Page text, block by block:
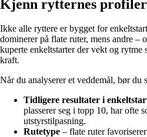
Kjenn rytternes profiler
Ikke alle ryttere er bygget for
dominerer på flate ruter, mens andre –
kuperte enkeltstarter der vekt og rytme
kraft.
Når du analyserer et veddemål, bør du
Tidligere resultater i
plasserer seg i topp 10, har ofte
utstyrstilpasning.
Rutetype – flate ruter